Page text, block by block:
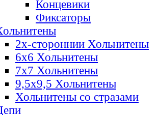
Концевики
Фиксаторы
2х-стороннии Хольнитены
6х6 Хольнитены
7х7 Хольнитены
9,5х9,5 Хольнитены
Хольнитены со стразами